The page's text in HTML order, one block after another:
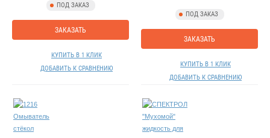
ПОД ЗАКАЗ
ЗАКАЗАТЬ
КУПИТЬ В 1 КЛИК
ДОБАВИТЬ К СРАВНЕНИЮ
ПОД ЗАКАЗ
ЗАКАЗАТЬ
КУПИТЬ В 1 КЛИК
ДОБАВИТЬ К СРАВНЕНИЮ